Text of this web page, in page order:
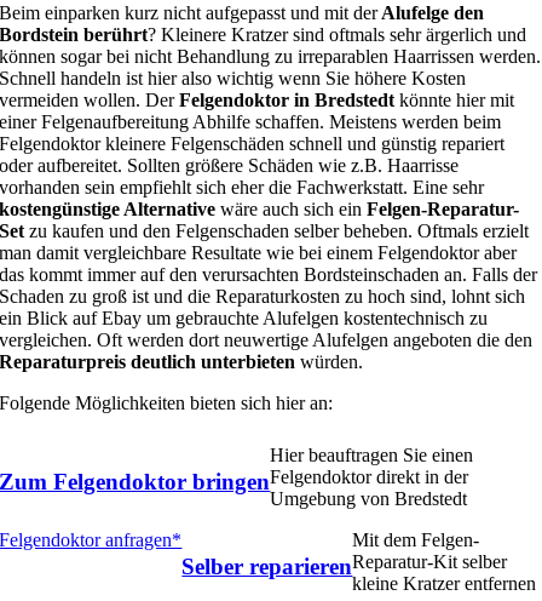
Beim einparken kurz nicht aufgepasst und mit derAlufelge den
Bordstein berührt? Kleinere Kratzer sind oftmals sehr ärgerlich und
können sogar bei nicht Behandlung zu irreparablen Haarrissen werden.
Schnell handeln ist hier also wichtig wenn Sie höhere Kosten
vermeiden wollen. DerFelgendoktor in Bredstedt könnte hier mit
einer Felgenaufbereitung Abhilfe schaffen. Meistens werden beim
Felgendoktor kleinere Felgenschäden schnell und günstig repariert
oder aufbereitet. Sollten größere Schäden wie z.B. Haarrisse
vorhanden sein empfiehlt sich eher die Fachwerkstatt. Eine sehr
kostengünstige Alternative wäre auch sich einFelgen-Reparatur-
Set zu kaufen und den Felgenschaden selber beheben. Oftmals erzielt
man damit vergleichbare Resultate wie bei einem Felgendoktor aber
das kommt immer auf den verursachten Bordsteinschaden an. Falls der
Schaden zu groß ist und die Reparaturkosten zu hoch sind, lohnt sich
ein Blick auf Ebay um gebrauchte Alufelgen kostentechnisch zu
vergleichen. Oft werden dort neuwertige Alufelgen angeboten die den
Reparaturpreis deutlich unterbieten würden.
Folgende Möglichkeiten bieten sich hier an:
Zum Felgendoktor bringen
Hier beauftragen Sie einen
Felgendoktor direkt in der
Umgebung von Bredstedt
Felgendoktor anfragen*
Selber reparieren
Mit dem Felgen-
Reparatur-Kit selber
kleine Kratzer entfernen